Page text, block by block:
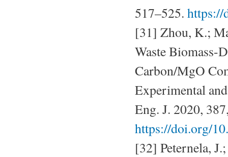
517–525. https://
[31] Zhou, K.;
Waste Biomass-
Carbon/MgO
Experimental
Eng. J. 2020,
https://doi.org/
[32] Peternela,